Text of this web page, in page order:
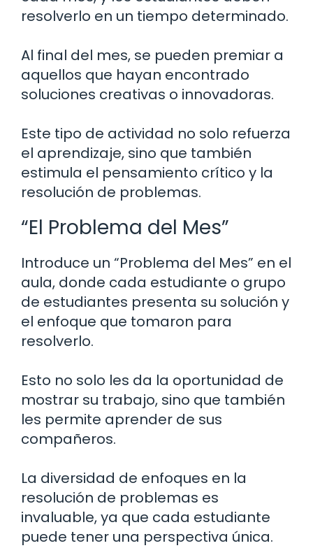
resolverlo en un tiempo determinado.
Al final del mes, se pueden premiar a
aquellos que hayan encontrado
soluciones creativas o innovadoras.
Este tipo de actividad no solo refuerza
el aprendizaje, sino que también
estimula el pensamiento crítico y la
resolución de problemas.
“El Problema del Mes”
Introduce un “Problema del Mes” en el
aula, donde cada estudiante o grupo
de estudiantes presenta su solución y
el enfoque que tomaron para
resolverlo.
Esto no solo les da la oportunidad de
mostrar su trabajo, sino que también
les permite aprender de sus
compañeros.
La diversidad de enfoques en la
resolución de problemas es
invaluable, ya que cada estudiante
puede tener una perspectiva única.